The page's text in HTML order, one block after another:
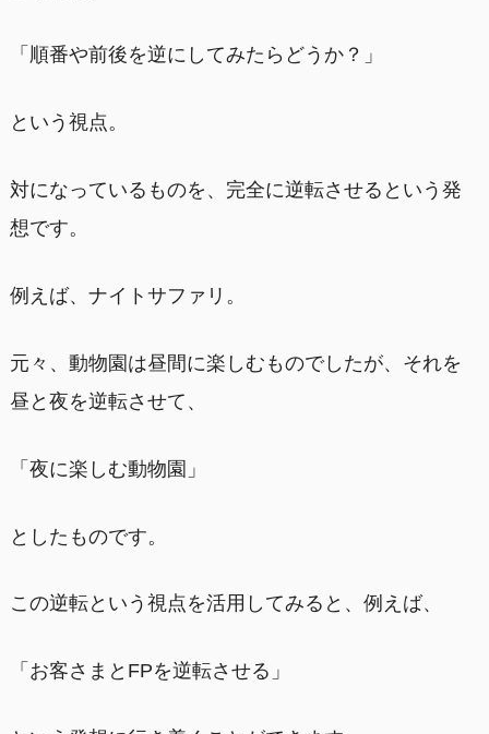
「順番や前後を逆にしてみたらどうか？」
という視点。
対になっているものを、完全に逆転させるという発
想です。
例えば、ナイトサファリ。
元々、動物園は昼間に楽しむものでしたが、それを
昼と夜を逆転させて、
「夜に楽しむ動物園」
としたものです。
この逆転という視点を活用してみると、例えば、
「お客さまとFPを逆転させる」